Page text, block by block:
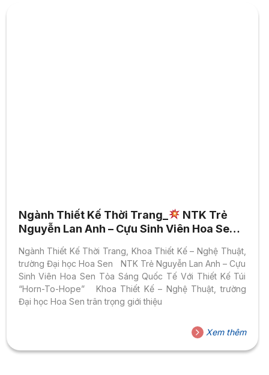
Ngành Thiết Kế Thời Trang_
NTK Trẻ
Nguyễn Lan Anh – Cựu Sinh Viên Hoa Sen
To-Hope”
Ngành Thiết Kế Thời Trang, Khoa Thiết Kế – Nghệ Thuật,
trường Đại học Hoa Sen NTK Trẻ Nguyễn Lan Anh – Cựu
Sinh Viên Hoa Sen Tỏa Sáng Quốc Tế Với Thiết Kế Túi
“Horn-To-Hope” Khoa Thiết Kế – Nghệ Thuật, trường
Đại học Hoa Sen trân trọng giới thiệu
Xem thêm